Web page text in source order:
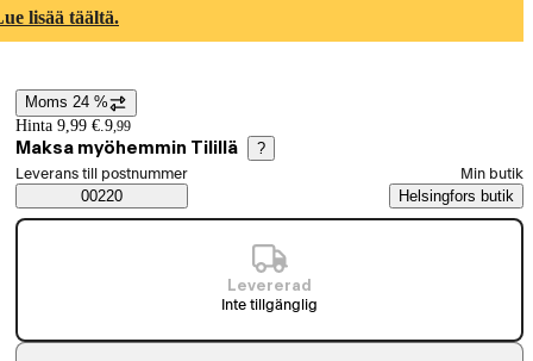
lisää täältä.
Prisinformation
Moms 24 %
Hinta 9,99 €.9,99
Maksa myöhemmin Tilillä ?
Saatavuustiedot
Välj beställningssätt
Leverans till postnummer
00220
Min butik
Helsingfors butik
Levererad
Inte tillgänglig